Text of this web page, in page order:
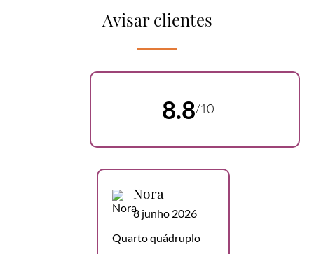
Avisar clientes
8.8/10
Nora
8 junho 2026
Quarto quádruplo